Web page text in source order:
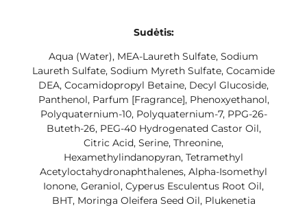
Sudėtis:
Aqua (Water), MEA-Laureth Sulfate, Sodium
Laureth Sulfate, Sodium Myreth Sulfate, Cocamide
DEA, Cocamidopropyl Betaine, Decyl Glucoside,
Panthenol, Parfum [Fragrance], Phenoxyethanol,
Polyquaternium-10, Polyquaternium-7, PPG-26-
Buteth-26, PEG-40 Hydrogenated Castor Oil,
Citric Acid, Serine, Threonine,
Hexamethylindanopyran, Tetramethyl
Acetyloctahydronaphthalenes, Alpha-Isomethyl
Ionone, Geraniol, Cyperus Esculentus Root Oil,
BHT, Moringa Oleifera Seed Oil, Plukenetia